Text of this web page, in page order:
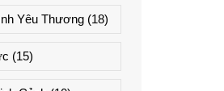
Yêu Thương(18)
(15)